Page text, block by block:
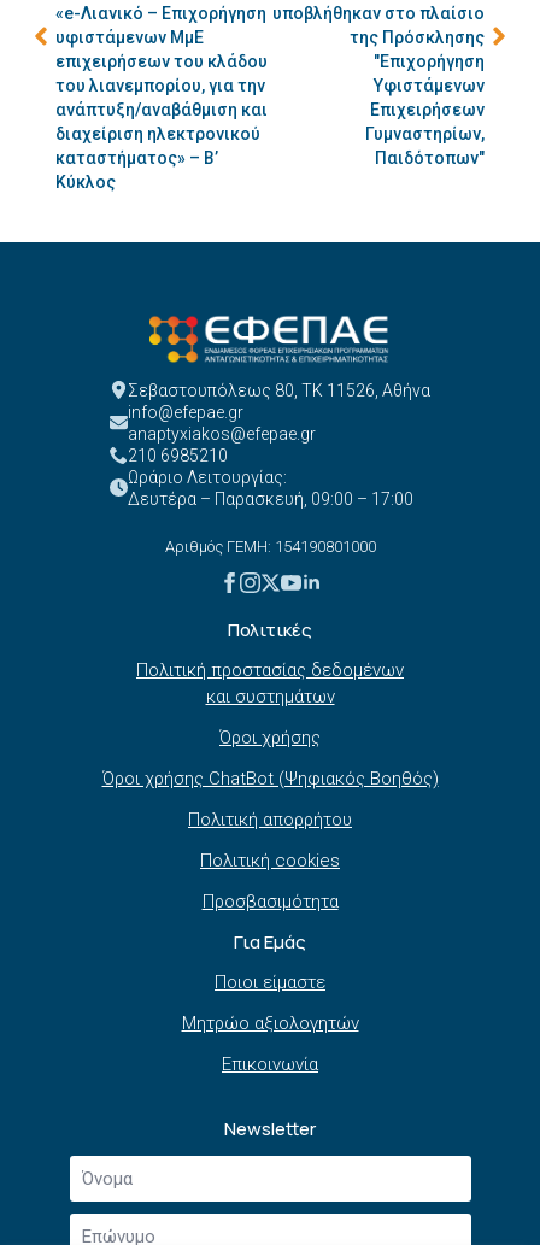
«e-Λιανικό – Επιχορήγηση
υφιστάμενων ΜμΕ
επιχειρήσεων του κλάδου
του λιανεμπορίου, για την
ανάπτυξη/αναβάθμιση και
διαχείριση ηλεκτρονικού
καταστήματος» – Β’
Κύκλος
υποβλήθηκαν στο πλαίσιο
της Πρόσκλησης
"Επιχορήγηση
Υφιστάμενων
Επιχειρήσεων
Γυμναστηρίων,
Παιδότοπων"
Σεβαστουπόλεως 80, ΤΚ 11526, Αθήνα
info@efepae.gr
anaptyxiakos@efepae.gr
210 6985210
Ωράριο Λειτουργίας:
Δευτέρα – Παρασκευή, 09:00 – 17:00
Αριθμός ΓΕΜΗ: 154190801000
Πολιτικές
Πολιτική προστασίας δεδομένων
και συστημάτων
Όροι χρήσης
Όροι χρήσης ChatBot (Ψηφιακός Βοηθός)
Πολιτική απορρήτου
Πολιτική cookies
Προσβασιμότητα
Για Εμάς
Ποιοι είμαστε
Μητρώο αξιολογητών
Επικοινωνία
Newsletter
Όνομα
Επώνυμο